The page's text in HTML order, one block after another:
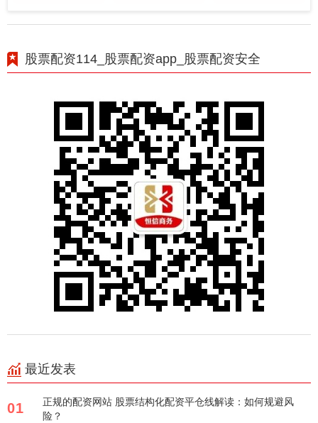
股票配资114_股票配资app_股票配资安全
最近发表
01
正规的配资网站 股票结构化配资平仓线解读：如何规避风
险？